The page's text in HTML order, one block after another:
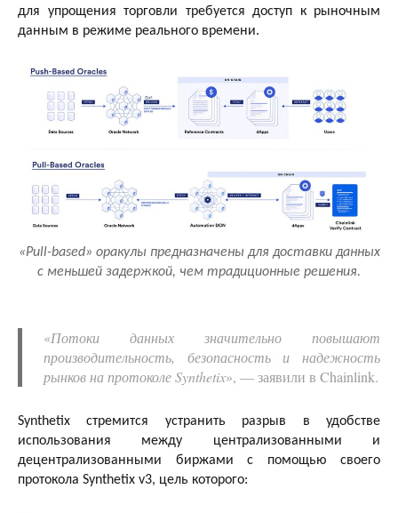
для упрощения торговли требуется доступ к рыночным
данным в режиме реального времени.
«Pull-based» оракулы предназначены для доставки данных
с меньшей задержкой, чем традиционные решения.
«Потоки данных значительно повышают
производительность, безопасность и надежность
рынков на протоколе Synthetix», — заявили в Chainlink.
Synthetix стремится устранить разрыв в удобстве
использования между централизованными и
децентрализованными биржами с помощью своего
протокола Synthetix v3, цель которого: